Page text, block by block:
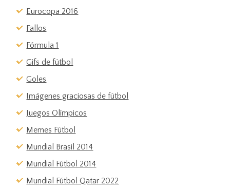
Eurocopa 2016
Fallos
Fórmula 1
Gifs de fútbol
Goles
Imágenes graciosas de fútbol
Juegos Olímpicos
Memes Fútbol
Mundial Brasil 2014
Mundial Fútbol 2014
Mundial Fútbol Qatar 2022